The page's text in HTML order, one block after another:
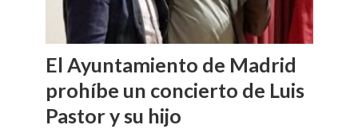
El Ayuntamiento de Madrid
prohíbe un concierto de Luis
Pastor y su hijo